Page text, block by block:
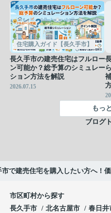
住宅購入ガイド【長久手市】
長久手市の建売住宅はフルロー
ン可能か？総予算のシミュレー
ション方法を解説
2026.07.15
もっ
ブログ
市で建売住宅を購入したい方へ！
市区町村から探す
長久手市
北名古屋市 春日井